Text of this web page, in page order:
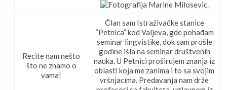
Recite nam nešto
što ne znamo o
vama!
Član sam Istraživačke stanice
“Petnica” kod Valjeva, gde pohađam
seminar lingvistike, dok sam prošle
godine išla na seminar društvenih
nauka. U Petnici proširujem znanja iz
oblasti koja me zanima i to sa svojim
vršnjacima. Predavanja nam drže